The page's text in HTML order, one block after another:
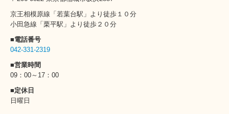
京王相模原線「若葉台駅」より徒歩１０分
小田急線「栗平駅」より徒歩２０分
■電話番号
042-331-2319
■営業時間
09：00～17：00
■定休日
日曜日